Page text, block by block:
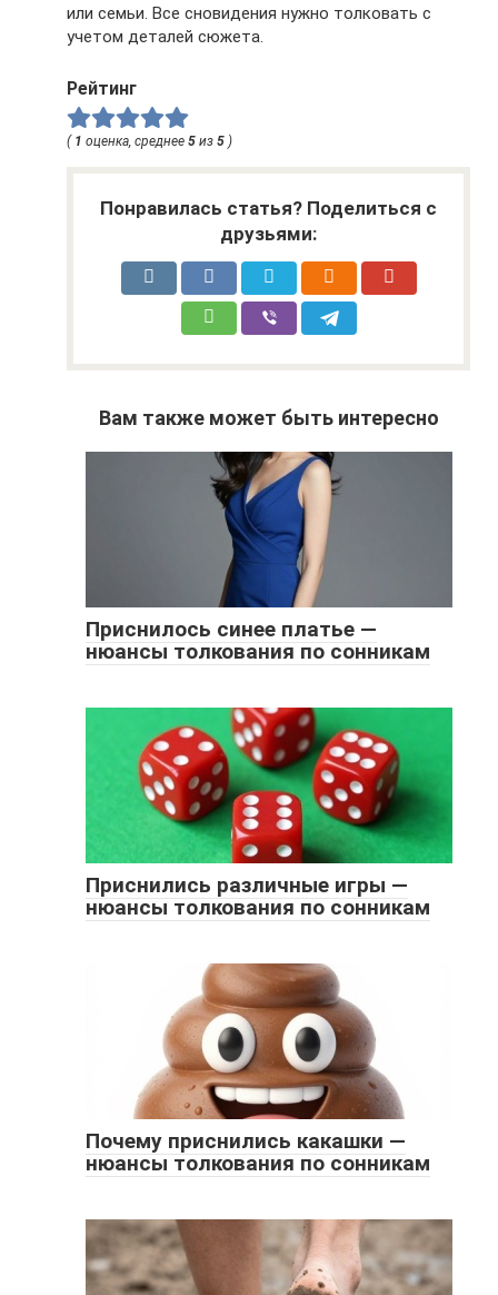
или семьи. Все сновидения нужно толковать с
учетом деталей сюжета.
Рейтинг
( 1 оценка, среднее 5 из 5 )
Понравилась статья? Поделиться с
друзьями:
Вам также может быть интересно
Приснилось синее платье —
нюансы толкования по сонникам
Приснились различные игры —
нюансы толкования по сонникам
Почему приснились какашки —
нюансы толкования по сонникам